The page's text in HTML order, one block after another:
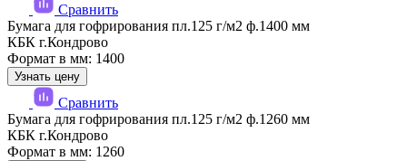
Сравнить
Бумага для гофрирования пл.125 г/м2 ф.1400 мм
КБК г.Кондрово
Формат в мм: 1400
Узнать цену
Сравнить
Бумага для гофрирования пл.125 г/м2 ф.1260 мм
КБК г.Кондрово
Формат в мм: 1260